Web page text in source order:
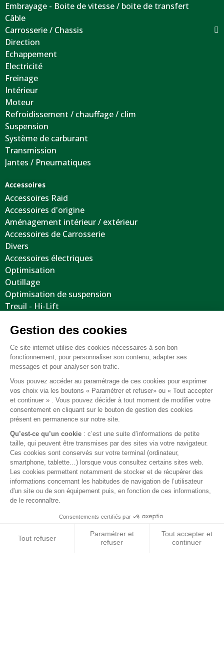
Embrayage - Boite de vitesse / boite de transfert
Câble
Carrosserie / Chassis
Direction
Echappement
Electricité
Freinage
Intérieur
Moteur
Refroidissement / chauffage / clim
Suspension
Système de carburant
Transmission
Jantes / Pneumatiques
Accessoires
Accessoires Raid
Accessoires d'origine
Aménagement intérieur / extérieur
Accessoires de Carrosserie
Divers
Accessoires électriques
Optimisation
Outillage
Optimisation de suspension
Treuil - Hi-Lift
Volants
Jantes / Pneumatiques / Accessoires
Informations utiles
Nous contacter
Mentions légales
Conditions générales de vente
© 2026 BEST OF LAND - Tous droits réservés